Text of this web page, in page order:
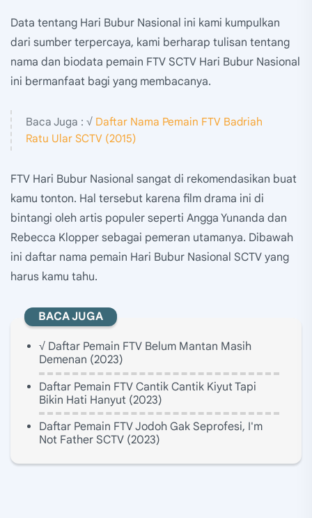
Data tentang Hari Bubur Nasional ini kami kumpulkan
dari sumber terpercaya, kami berharap tulisan tentang
nama dan biodata pemain FTV SCTV Hari Bubur Nasional
ini bermanfaat bagi yang membacanya.
Baca Juga : √ Daftar Nama Pemain FTV Badriah
Ratu Ular SCTV (2015)
FTV Hari Bubur Nasional sangat di rekomendasikan buat
kamu tonton. Hal tersebut karena film drama ini di
bintangi oleh artis populer seperti Angga Yunanda dan
Rebecca Klopper sebagai pemeran utamanya. Dibawah
ini daftar nama pemain Hari Bubur Nasional SCTV yang
harus kamu tahu.
BACA JUGA
√ Daftar Pemain FTV Belum Mantan Masih
Demenan (2023)
Daftar Pemain FTV Cantik Cantik Kiyut Tapi
Bikin Hati Hanyut (2023)
Daftar Pemain FTV Jodoh Gak Seprofesi, I'm
Not Father SCTV (2023)